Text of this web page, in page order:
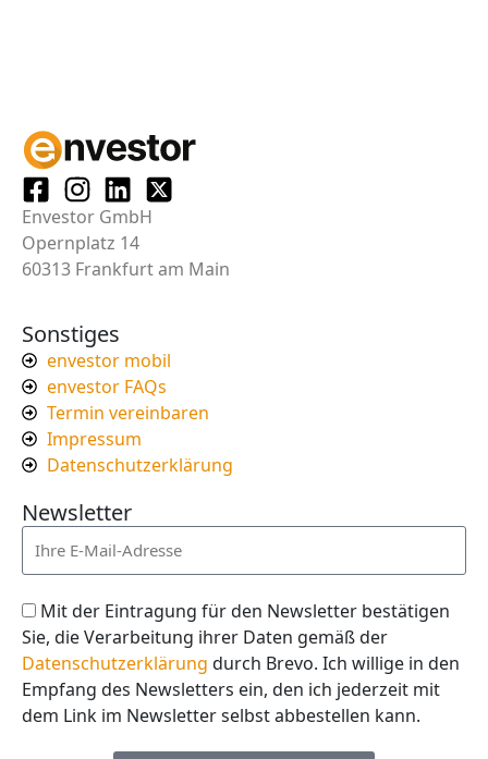
Envestor GmbH
Opernplatz 14
60313 Frankfurt am Main
Sonstiges
envestor mobil
envestor FAQs
Termin vereinbaren
Impressum
Datenschutzerklärung
Newsletter
Mit der Eintragung für den Newsletter bestätigen
Sie, die Verarbeitung ihrer Daten gemäß der
Datenschutzerklärung durch Brevo. Ich willige in den
Empfang des Newsletters ein, den ich jederzeit mit
dem Link im Newsletter selbst abbestellen kann.